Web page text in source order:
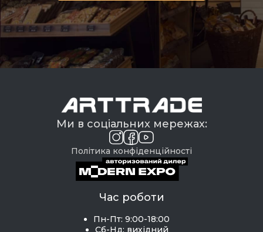
Ми в соціальних мережах:
Політика конфіденційності
Час роботи
Пн-Пт: 9:00-18:00
Сб-Нд: вихідний